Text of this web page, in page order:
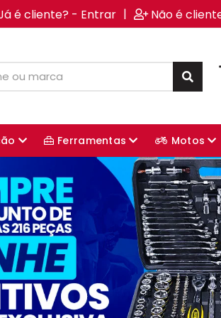
é cliente? - Entrar | Não é
Ferramentas Motos